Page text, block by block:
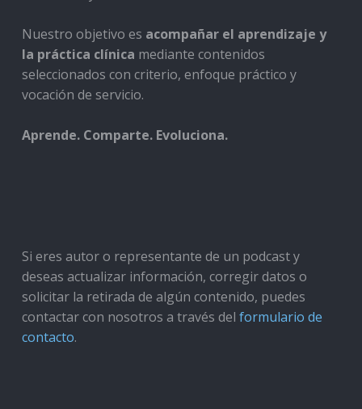
Nuestro objetivo es acompañar el aprendizaje y
la práctica clínica mediante contenidos
seleccionados con criterio, enfoque práctico y
vocación de servicio.
Aprende. Comparte. Evoluciona.
Si eres autor o representante de un podcast y
deseas actualizar información, corregir datos o
solicitar la retirada de algún contenido, puedes
contactar con nosotros a través del formulario de
contacto.